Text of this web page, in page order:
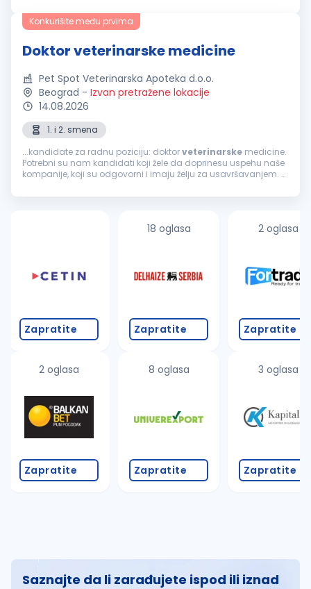
veterinarskojapoteci u sklopu...
Konkurišite među prvima
Doktor veterinarske medicine
Pet Spot Veterinarska Apoteka d.o.o.
Beograd - Izvan pretražene lokacije
14.08.2026
1. i 2. smena
...kandidate za radnu poziciju: doktorveterinarske medicine.
Potrebni su nam kandidati koji žele da doprinesu uspehu naše
kompanije, koji su odgovorni i imaju želju za usavršavanjem.
Zapratite
2 oglasa
Zapratite
18 oglasa
Zapratite
8 oglasa
Zapratite
2 oglasa
Zapratite
3 oglasa
Zapratite
Saznajte da li zarađujete ispod ili iznad